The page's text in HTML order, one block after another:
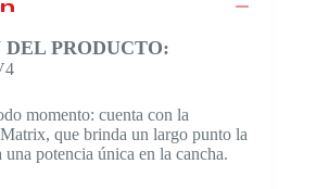
PRODUCTO:
momento: cuenta con la
que brinda un largo punto la
una potencia única en la cancha.